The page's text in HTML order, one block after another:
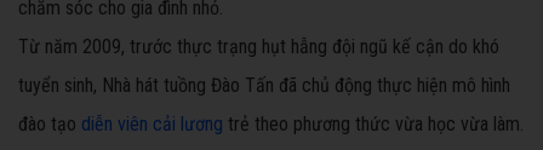
chăm sóc cho gia đình nhỏ.
Từ năm 2009, trước thực trạng hụt hẫng đội ngũ kế cận do khó
tuyển sinh, Nhà hát tuồng Đào Tấn đã chủ động thực hiện mô hình
đào tạo diễn viên cải lương trẻ theo phương thức vừa học vừa làm.